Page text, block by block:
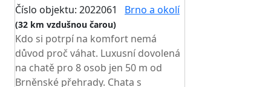
Číslo objektu: 2022061 Brno a okolí
(32 km vzdušnou čarou)
Kdo si potrpí na komfort nemá
důvod proč váhat. Luxusní dovolená
na chatě pro 8 osob jen 50 m od
Brněnské přehrady. Chata s